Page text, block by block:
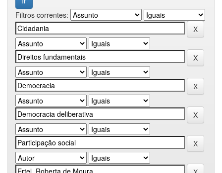
Filtros correntes: